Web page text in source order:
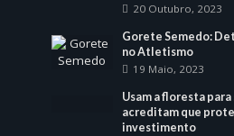
20 Outubro, 2023
Gorete Semedo:
no Atletismo
19 Maio, 2023
Usam a floresta
acreditam que
investimento